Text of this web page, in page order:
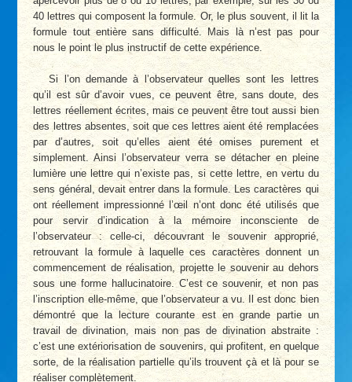
40 lettres qui composent la formule. Or, le plus souvent, il lit la
formule tout entière sans difficulté. Mais là n’est pas pour
nous le point le plus instructif de cette expérience.
Si l’on demande à l’observateur quelles sont les lettres
qu’il est sûr d’avoir vues, ce peuvent être, sans doute, des
lettres réellement écrites, mais ce peuvent être tout aussi bien
des lettres absentes, soit que ces lettres aient été remplacées
par d’autres, soit qu’elles aient été omises purement et
simplement. Ainsi l’observateur verra se détacher en pleine
lumière une lettre qui n’existe pas, si cette lettre, en vertu du
sens général, devait entrer dans la formule. Les caractères qui
ont réellement impressionné l’œil n’ont donc été utilisés que
pour servir d’indication à la mémoire inconsciente de
l’observateur : celle-ci, découvrant le souvenir approprié,
retrouvant la formule à laquelle ces caractères donnent un
commencement de réalisation, projette le souvenir au dehors
sous une forme hallucinatoire. C’est ce souvenir, et non pas
l’inscription elle-même, que l’observateur a vu. Il est donc bien
démontré que la lecture courante est en grande partie un
travail de divination, mais non pas de divination abstraite :
c’est une extériorisation de souvenirs, qui profitent, en quelque
sorte, de la réalisation partielle qu’ils trouvent çà et là pour se
réaliser complètement.